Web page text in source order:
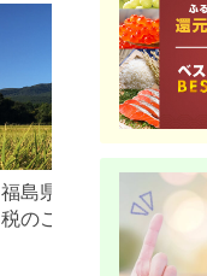
福島県磐梯町のふるさと
税のご紹介